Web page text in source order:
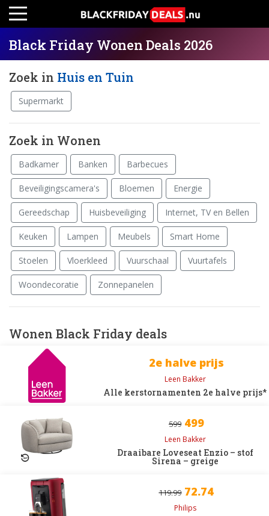
Black Friday Wonen Deals 2026
Zoek in Huis en Tuin
Supermarkt
Zoek in Wonen
Badkamer Banken Barbecues
Beveiligingscamera's Bloemen Energie
Gereedschap Huisbeveiliging Internet, TV en Bellen
Keuken Lampen Meubels Smart Home
Stoelen Vloerkleed Vuurschaal Vuurtafels
Woondecoratie Zonnepanelen
Wonen Black Friday deals
2e halve prijs
Leen Bakker
Alle kerstornamenten 2e halve prijs*
599 499
Leen Bakker
Draaibare Loveseat Enzio – stof
Sirena – greige
119.99 72.74
Philips